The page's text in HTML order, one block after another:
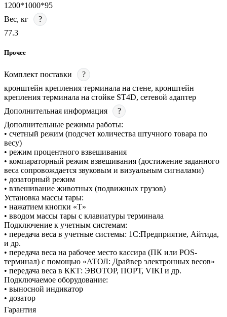
1200*1000*95
Вес, кг
?
77.3
Прочее
Комплект поставки
?
кронштейн крепления терминала на стене, кронштейн
крепления терминала на стойке ST4D, сетевой адаптер
Дополнительная информация
?
Дополнительные режимы работы:
• счетный режим (подсчет количества штучного товара по
весу)
• режим процентного взвешивания
• компараторный режим взвешивания (достижение заданного
веса сопровождается звуковым и визуальным сигналами)
• дозаторный режим
• взвешивание животных (подвижных грузов)
Установка массы тары:
• нажатием кнопки «T»
• вводом массы тары с клавиатуры терминала
Подключение к учетным системам:
• передача веса в учетные системы: 1С:Предприятие, Айтида,
и др.
• передача веса на рабочее место кассира (ПК или POS-
терминал) с помощью «АТОЛ: Драйвер электронных весов»
• передача веса в ККТ: ЭВОТОР, ПОРТ, VIKI и др.
Подключаемое оборудование:
• выносной индикатор
• дозатор
Гарантия